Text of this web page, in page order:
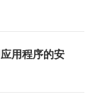
用程序的安